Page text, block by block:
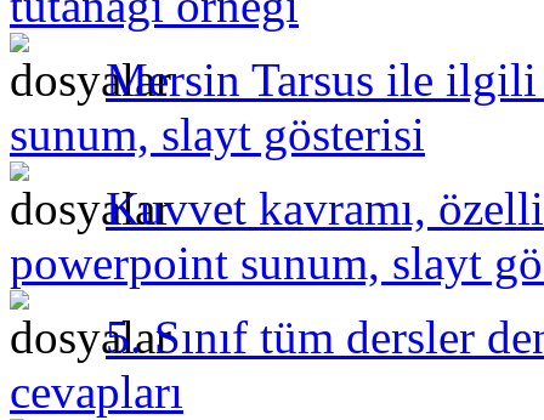
Mersin Tarsus ile
sunum, slayt gösterisi
Kuvvet kavramı,
powerpoint sunum, slayt
5. Sınıf tüm dersler
cevapları